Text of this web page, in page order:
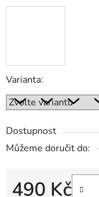
Varianta:
Dostupnost
Můžeme doručit do:
490 Kč